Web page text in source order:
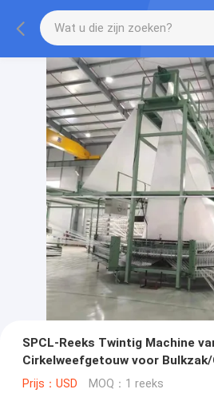
SPCL-Reeks Twintig Machine
Cirkelweefgetouw voor
Prijs：USD MOQ：1 reeks